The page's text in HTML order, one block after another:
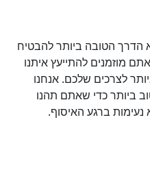
הטובה ביותר להבטיח
מוזמנים להתייעץ איתנו
לצרכים שלכם. אנחנו
ביותר כדי שאתם תהנו
ברגע האיסוף.